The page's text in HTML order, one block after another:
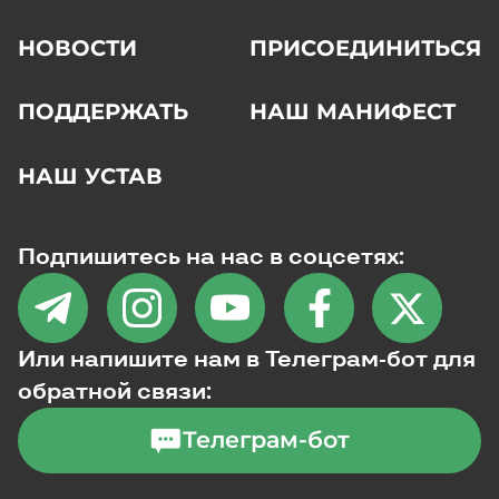
НОВОСТИ ПРИСОЕДИНИТЬСЯ
ПОДДЕРЖАТЬ НАШ МАНИФЕСТ
НАШ УСТАВ
Подпишитесь на нас в соцсетях:
Или напишите нам в Телеграм-бот для
обратной связи:
Телеграм-бот